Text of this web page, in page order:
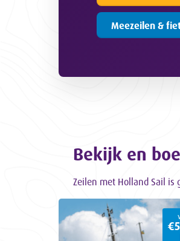
Meezeilen &
Bekijk en
Zeilen met Holland Sail is